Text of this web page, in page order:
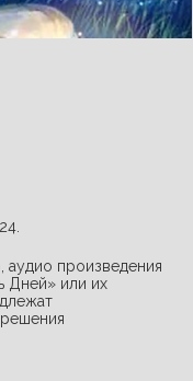
аудио произведения
Дней» или их